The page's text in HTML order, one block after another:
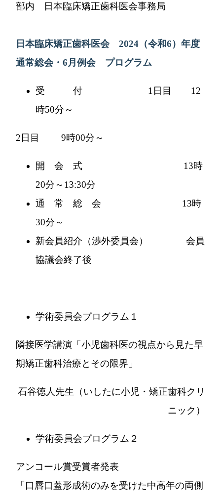
部内 日本臨床矯正歯科医会事務局
日本臨床矯正歯科医会 2024 （令和6）年度
通常総会・ 6月例会 プログラム
受 付 1日目 12
時50分～
2日目 9時00分～
開 会 式 13時
20分～13:30分
通 常 総 会 13時
30分～
新会員紹介（渉外委員会） 会員
協議会終了後
学術委員会プログラム１
隣接医学講演「小児歯科医の視点から見た早
期矯正歯科治療とその限界」
石谷徳人先生（いしたに小児・矯正歯科クリ
ニック）
学術委員会プログラム２
アンコール賞受賞者発表
「口唇口蓋形成術のみを受けた中高年の両側